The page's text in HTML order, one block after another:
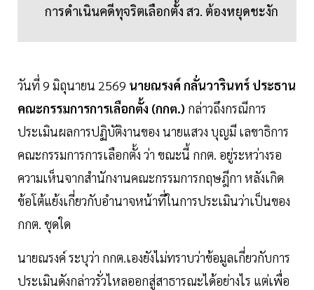
การดำเนินคดีทุจริตเลือกตั้ง สว. ต้องหยุดชะงัก
วันที่ 9 มิถุนายน 2569 นายณรงค์ กลั่นวารินทร์ ประธาน
คณะกรรมการการเลือกตั้ง (กกต.) กล่าวถึงกรณีการ
ประเมินผลการปฏิบัติงานของ นายแสวง บุญมี เลขาธิการ
คณะกรรมการการเลือกตั้ง ว่า ขณะนี้ กกต. อยู่ระหว่างรอ
ความเห็นจากสำนักงานคณะกรรมการกฤษฎีกา หลังเกิด
ข้อโต้แย้งเกี่ยวกับอำนาจหน้าที่ในการประเมินว่าเป็นของ
กกต. ชุดใด
นายณรงค์ ระบุว่า กกต.เองยังไม่ทราบว่าข้อมูลเกี่ยวกับการ
ประเมินดังกล่าวรั่วไหลออกสู่สาธารณะได้อย่างไร แต่เพื่อ